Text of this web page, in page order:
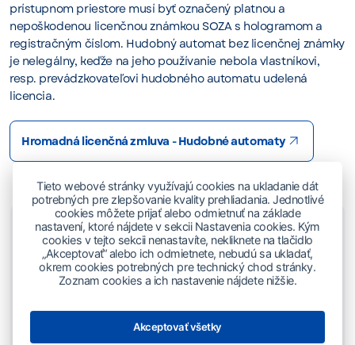
prístupnom priestore musí byť označený platnou a
nepoškodenou licenčnou známkou SOZA s hologramom a
registračným číslom. Hudobný automat bez licenčnej známky
je nelegálny, keďže na jeho používanie nebola vlastníkovi,
resp. prevádzkovateľovi hudobného automatu udelená
licencia.
Hromadná licenčná zmluva - Hudobné automaty
Kontakt – Hudobné automaty
Licenčný odbor
02/ 50 20 27 00
jukebox@soza.sk
Tieto webové stránky využívajú cookies na ukladanie dát
potrebných pre zlepšovanie kvality prehliadania. Jednotlivé
cookies môžete prijať alebo odmietnuť na základe
nastavení, ktoré nájdete v sekcii Nastavenia cookies. Kým
cookies v tejto sekcii nenastavíte, nekliknete na tlačidlo
„Akceptovať“ alebo ich odmietnete, nebudú sa ukladať,
okrem cookies potrebných pre technický chod stránky.
Zoznam cookies a ich nastavenie nájdete nižšie.
Akceptovať všetky